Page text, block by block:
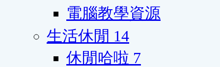
電腦教學資源
生活休閒 14
休閒哈啦 7